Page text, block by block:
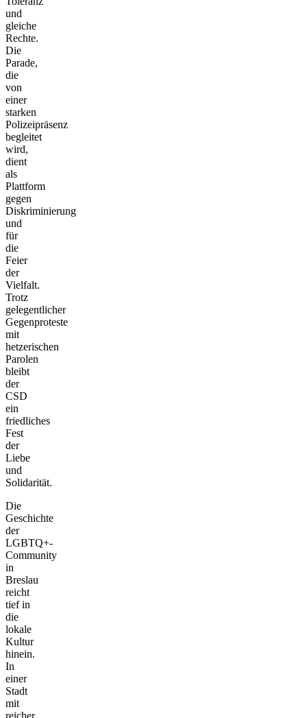
und
gleiche
Rechte.
Die
Parade,
die
von
einer
starken
Polizeipräsenz
begleitet
wird,
dient
als
Plattform
gegen
Diskriminierung
und
für
die
Feier
der
Vielfalt.
Trotz
gelegentlicher
Gegenproteste
mit
hetzerischen
Parolen
bleibt
der
CSD
ein
friedliches
Fest
der
Liebe
und
Solidarität.
Die
Geschichte
der
LGBTQ+-
Community
in
Breslau
reicht
tief in
die
lokale
Kultur
hinein.
In
einer
Stadt
mit
reicher